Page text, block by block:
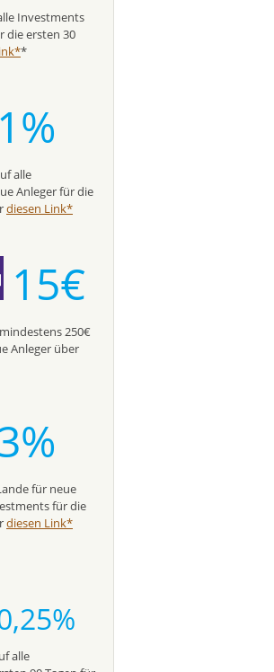
Investments
die ersten 30
*
1%
alle
Anleger für die
diesen Link*
15€
250€
Anleger über
für neue
für die
diesen Link*
alle